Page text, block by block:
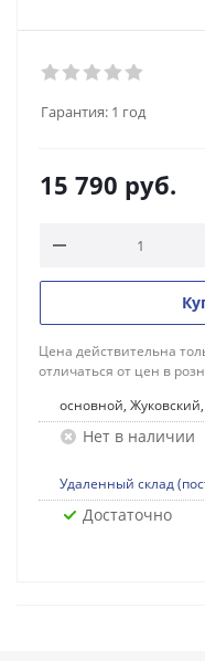
Гарантия: 1 год
15 790 руб.
Цена действительна
отличаться от цен в
основной,
Нет в наличии
Удаленный склад
Достаточно